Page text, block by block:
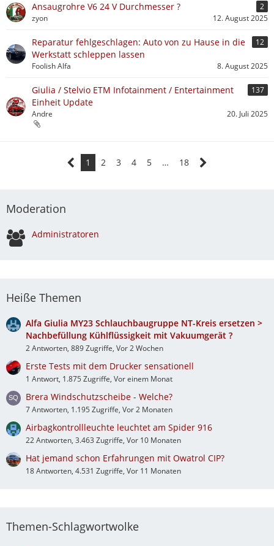
Ansaugrohre V6 24 V Durchmesser ?
2
zyon
12. August 2025
Reparatur fehlgeschlagen: Auto von zu Hause in die
Werkstatt schleppen lassen
12
Foolish Alfa 8. August 2025
Giulia / Stelvio ETM Infotainment / Entertainment
Einheit Update
137
Andre 20. Juli 2025
1 2 3 4 5 … 18
Moderation
Administratoren
Heiße Themen
Alfa Giulia MY23 Schlauchbaugruppe NT-Kreis ersetzen >
Nachbefüllung Kühlflüssigkeit mit Vakuumgerät ?
2 Antworten, 889 Zugriffe, Vor 2 Wochen
Erste Tests mit dem Drucker sensationell
1 Antwort, 1.875 Zugriffe, Vor einem Monat
Brera Windschutzscheibe - Welche?
7 Antworten, 1.195 Zugriffe, Vor 2 Monaten
Airbagkontrollleuchte leuchtet am Spider 916
22 Antworten, 3.463 Zugriffe, Vor 10 Monaten
Hat jemand schon Erfahrungen mit Owatrol CIP?
18 Antworten, 4.531 Zugriffe, Vor 11 Monaten
Themen-Schlagwortwolke